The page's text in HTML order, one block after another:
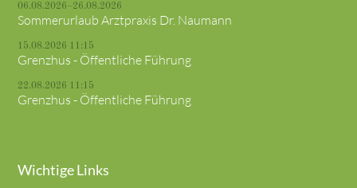
06.08.2026–26.08.2026
Sommerurlaub Arztpraxis Dr. Naumann
15.08.2026 11:15
Grenzhus - Öffentliche Führung
22.08.2026 11:15
Grenzhus - Öffentliche Führung
Wichtige Links